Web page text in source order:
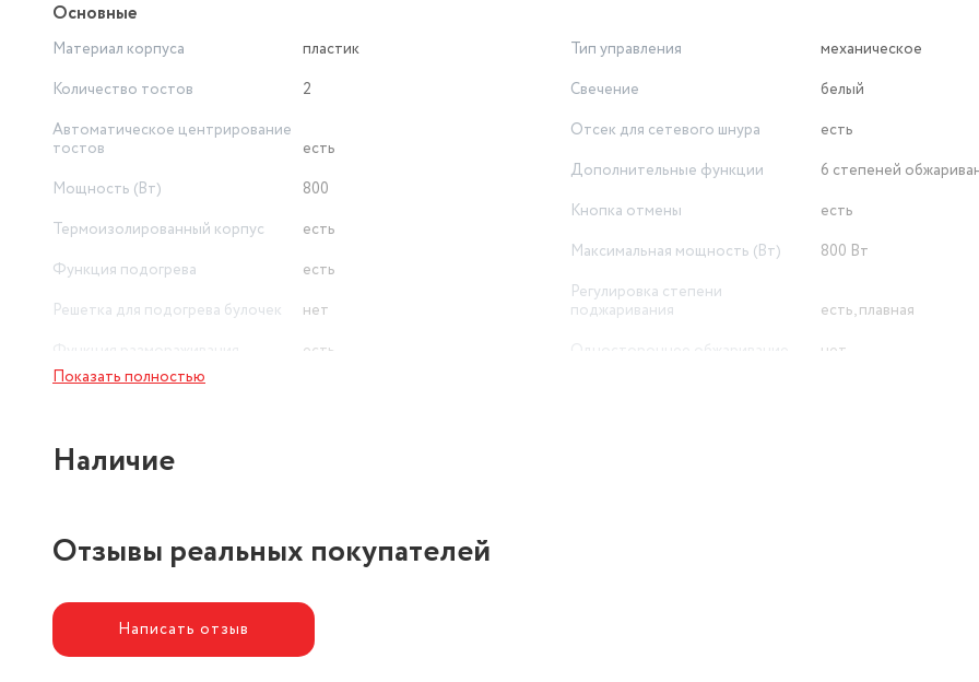
Основные
Материал корпуса
пластик
Количество тостов
2
Автоматическое центрирование
тостов
есть
Мощность (Вт)
800
Термоизолированный корпус
есть
Функция подогрева
есть
Решетка для подогрева булочек
нет
есть
Тип управления
механическое
Свечение
белый
Отсек для сетевого шнура
есть
Дополнительные функции
6 степеней
Кнопка отмены
есть
Максимальная мощность (Вт)
800 Вт
Регулировка степени
поджаривания
есть, плавная
нет
Показать полностью
Наличие
Отзывы реальных покупателей
Написать отзыв